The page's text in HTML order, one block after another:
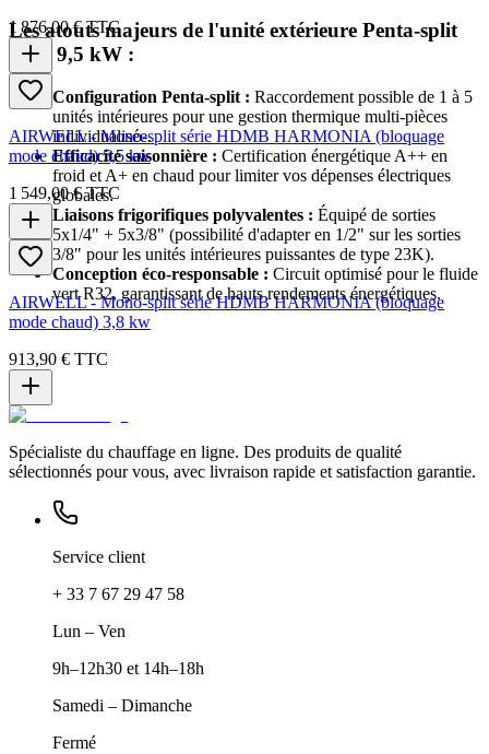
Les atouts majeurs de l'unité extérieure Penta-split
TCL 9,5 kW :
Configuration Penta-split : Raccordement possible de 1 à 5
unités intérieures pour une gestion thermique multi-pièces
individualisée.
Efficacité saisonnière : Certification énergétique A++ en
froid et A+ en chaud pour limiter vos dépenses électriques
globales.
Liaisons frigorifiques polyvalentes : Équipé de sorties
5x1/4" + 5x3/8" (possibilité d'adapter en 1/2" sur les sorties
3/8" pour les unités intérieures puissantes de type 23K).
Conception éco-responsable : Circuit optimisé pour le fluide
vert R32, garantissant de hauts rendements énergétiques.
1 876,00 € TTC
AIRWELL - Mono-split série HDMB HARMONIA (bloquage
mode chaud) 5,5 kw
1 549,00 € TTC
AIRWELL - Mono-split série HDMB HARMONIA (bloquage
mode chaud) 3,8 kw
913,90 € TTC
Spécialiste du chauffage en ligne. Des produits de qualité
sélectionnés pour vous, avec livraison rapide et satisfaction garantie.
Service client
+ 33 7 67 29 47 58
Lun – Ven
9h–12h30 et 14h–18h
Samedi – Dimanche
Fermé